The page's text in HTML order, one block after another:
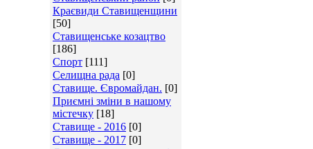
Краєвиди Ставищенщини
[50]
Ставищенське козацтво
[186]
Спорт [111]
Селищна рада [0]
Ставище. Євромайдан. [0]
Приємні зміни в нашому
містечку [18]
Ставище - 2016 [0]
Ставище - 2017 [0]